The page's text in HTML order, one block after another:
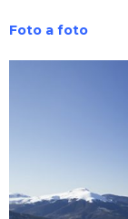
Foto a foto